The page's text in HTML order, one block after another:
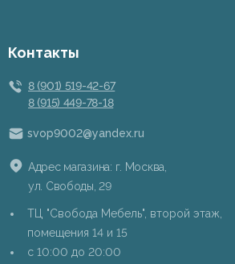
Контакты
8 (901) 519-42-67
8 (915) 449-78-18
svop9002@yandex.ru
Адрес магазина: г. Москва,
ул. Свободы, 29
ТЦ "Свобода Мебель", второй этаж,
помещения 14 и 15
c 10:00 до 20:00